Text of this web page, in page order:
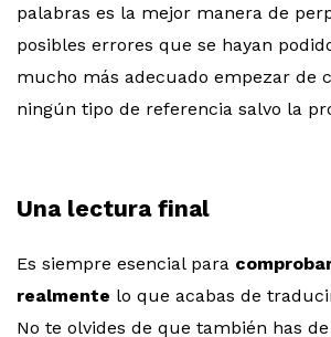
palabras es la mejor manera de
posibles errores que se hayan
mucho más adecuado empezar de
ningún tipo de referencia salvo la
Una lectura final
Es siempre esencial para
realmente lo que acabas de
No te olvides de que también has